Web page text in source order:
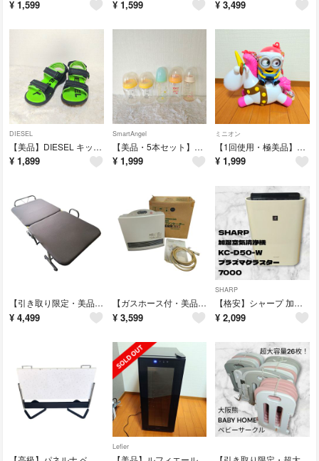
¥ 1,599 ¥ 1,599 ¥ 3,499
DIESEL
​【美品】DIESEL キッズ スポーツサンダル 20.0cm 黒 グリーン
¥ 1,899
SmartAngel
【美品・5本セット】哺乳瓶 ピジョン チュチュ スマートエンジェル
¥ 1,999
ミニオン
【1回使用・極美品】USJ ミニオン ポップコーンバケツ フラッフィ ユニコーン
¥ 1,999
【引き取り限定・美品】コーナン LIFELEX 折りたたみベッド シングル
¥ 4,499
【ガスホース付・美品】大阪ガス ファンヒーター GS-20T7GA 都市ガス
¥ 3,599
SHARP
【格安】シャープ 加湿空気清浄機 KC-D50-W プラズマクラスター7000
¥ 2,099
Lefier